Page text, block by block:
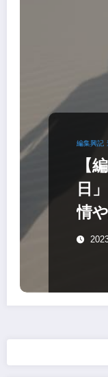
編集興記
【
日
情
物